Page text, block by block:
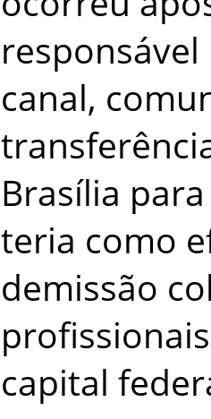
canal,
Brasília
teria como
demissão
capital